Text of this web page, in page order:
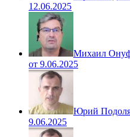
12.06.2025
Михаил
от 9.06.2025
Юрий
9.06.2025